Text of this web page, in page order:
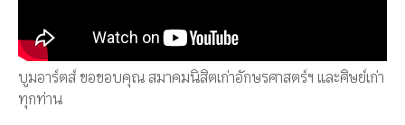
บูมอาร์ตส์ ขอขอบคุณ สมาคมนิสิตเก่าอักษรศาสตร์ฯ และศิษย์เก่า
ทุกท่าน